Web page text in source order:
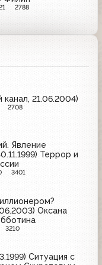
2788
21.06.2004)
2708
Явление
Террор и
3401
Оксана
3210
Ситуация с